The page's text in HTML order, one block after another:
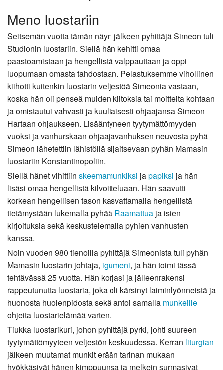
Meno luostariin
Seitsemän vuotta tämän näyn jälkeen pyhittäjä Simeon tuli
Studionin luostariin. Siellä hän kehitti omaa
paastoamistaan ja hengellistä valppauttaan ja oppi
luopumaan omasta tahdostaan. Pelastuksemme vihollinen
kiihotti kuitenkin luostarin veljestöä Simeonia vastaan,
koska hän oli penseä muiden kiitoksia tai moitteita kohtaan
ja omistautui vahvasti ja kuuliaisesti ohjaajansa Simeon
Hartaan ohjaukseen. Lisääntyneen tyytymättömyyden
vuoksi ja vanhurskaan ohjaajavanhuksen neuvosta pyhä
Simeon lähetettiin lähistöllä sijaitsevaan pyhän Mamasin
luostariin Konstantinopoliin.
Siellä hänet vihittiin skeemamunkiksi japapiksi ja hän
lisäsi omaa hengellistä kilvoitteluaan. Hän saavutti
korkean hengellisen tason kasvattamalla hengellistä
tietämystään lukemalla pyhää Raamattua ja isien
kirjoituksia sekä keskustelemalla pyhien vanhusten
kanssa.
Noin vuoden 980 tienoilla pyhittäjä Simeonista tuli pyhän
Mamasin luostarin johtaja, igumeni, ja hän toimi tässä
tehtävässä 25 vuotta. Hän korjasi ja jälleenrakensi
rappeutunutta luostaria, joka oli kärsinyt laiminlyönneistä ja
huonosta huolenpidosta sekä antoi samalla munkeille
ohjeita luostarielämää varten.
Tiukka luostarikuri, johon pyhittäjä pyrki, johti suureen
tyytymättömyyteen veljestön keskuudessa. Kerran liturgian
jälkeen muutamat munkit erään tarinan mukaan
hyökkäsivät hänen kimppuunsa ja melkein surmasivat